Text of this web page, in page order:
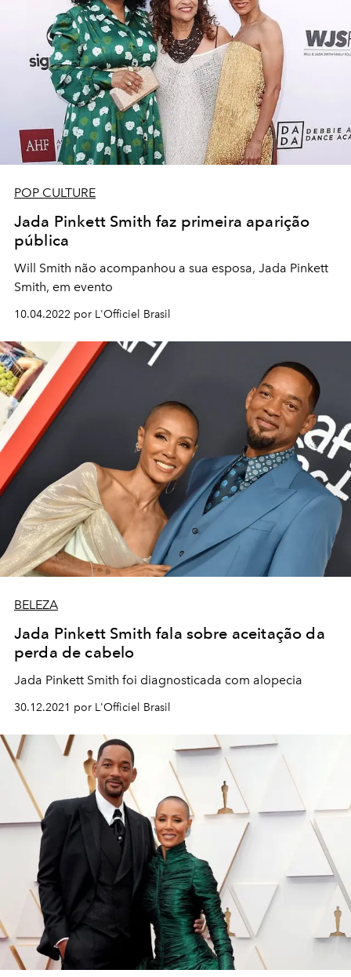
POP CULTURE
Jada Pinkett Smith faz primeira aparição
pública
Will Smith não acompanhou a sua esposa, Jada Pinkett
Smith, em evento
10.04.2022 por L'Officiel Brasil
BELEZA
Jada Pinkett Smith fala sobre aceitação da
perda de cabelo
Jada Pinkett Smith foi diagnosticada com alopecia
30.12.2021 por L'Officiel Brasil